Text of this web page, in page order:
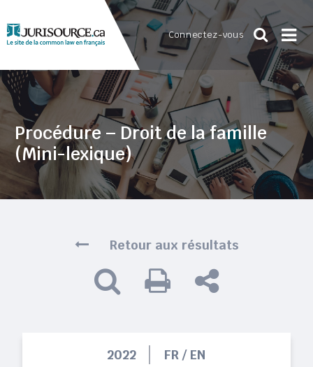
Connectez-vous
Procédure – Droit de la famille
(Mini-lexique)
Retour aux résultats
2022
FR / EN